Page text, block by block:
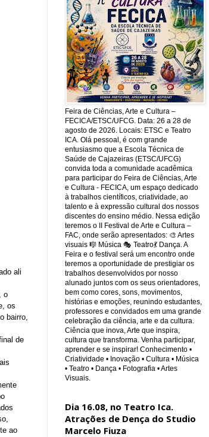
ali
o
os
bairro,
de
ao
Feira de Ciências, Arte e Cultura –
FECICA/ETSC/UFCG. Data: 26 a 28 de
agosto de 2026. Locais: ETSC e Teatro
ICA. Olá pessoal, é com grande
entusiasmo que a Escola Técnica de
Saúde de Cajazeiras (ETSC/UFCG)
convida toda a comunidade acadêmica
para participar do Feira de Ciências, Arte
e Cultura - FECICA, um espaço dedicado
à trabalhos científicos, criatividade, ao
talento e à expressão cultural dos nossos
discentes do ensino médio. Nessa edição
teremos o II Festival de Arte e Cultura –
FAC, onde serão apresentados: 🎨 Artes
visuais 🎼 Música 🎭 Teatro💃 Dança. A
Feira e o festival será um encontro onde
teremos a oportunidade de prestigiar os
trabalhos desenvolvidos por nosso
alunado juntos com os seus orientadores,
bem como cores, sons, movimentos,
histórias e emoções, reunindo estudantes,
professores e convidados em uma grande
celebração da ciência, arte e da cultura.
Ciência que inova, Arte que inspira,
cultura que transforma. Venha participar,
aprender e se inspirar! Conhecimento •
Criatividade • Inovação • Cultura • Música
• Teatro • Dança • Fotografia • Artes
Visuais.
Dia 16.08, no Teatro Ica.
Atrações de Dença do Studio
Marcelo Fiuza